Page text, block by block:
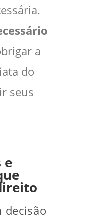
a
do
seus
e
decisão